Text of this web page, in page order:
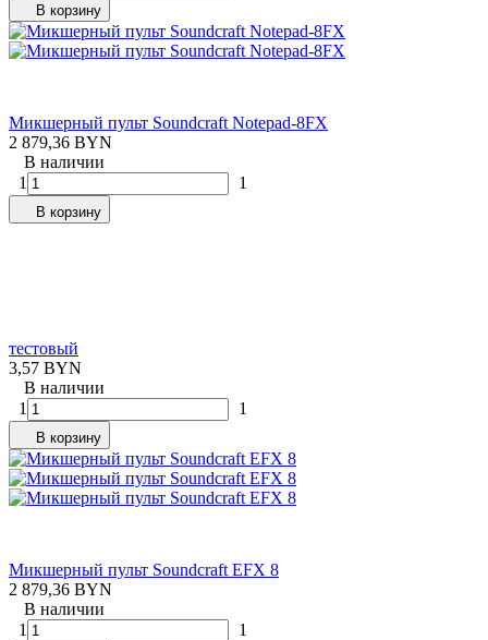
В корзину
Микшерный пульт Soundcraft Notepad-8FX
2 879,36 BYN
В наличии
1
1
В корзину
тестовый
3,57 BYN
В наличии
1
1
В корзину
Микшерный пульт Soundcraft EFX 8
2 879,36 BYN
В наличии
1
1